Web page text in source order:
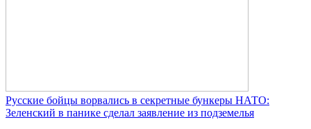
Русские бойцы ворвались в секретные бункеры НАТО:
Зеленский в панике сделал заявление из подземелья